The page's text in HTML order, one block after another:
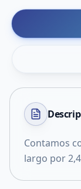
Contamos
largo por